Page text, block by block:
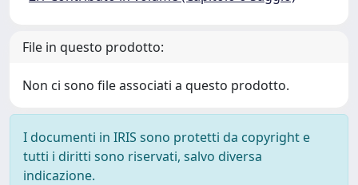
File in questo prodotto:
Non ci sono file associati a questo prodotto.
I documenti in IRIS sono protetti da copyright e
tutti i diritti sono riservati, salvo diversa
indicazione.